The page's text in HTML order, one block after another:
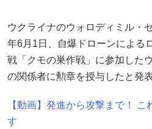
ウクライナのウォロディミル・
年6月1日、自爆ドローンによる
戦「クモの巣作戦」に参加した
の関係者に勲章を授与したと発
【動画】発進から攻撃まで！
す